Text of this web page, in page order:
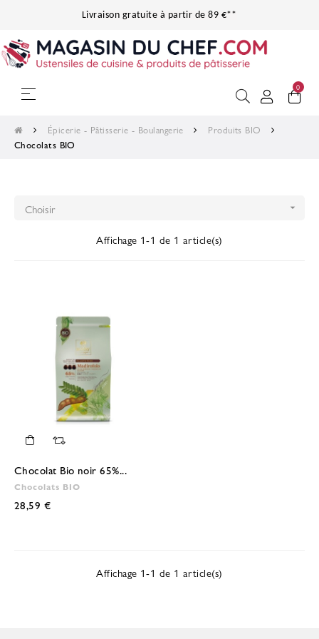
Livraison gratuite à partir de 89 €**
Basculer
navigation
☰ 0
Épicerie - Pâtisserie - Boulangerie
Produits BIO
Chocolats BIO
Choisir 
Affichage 1-1 de 1 article(s)
Chocolat Bio noir 65%...
Chocolats BIO
28,59 €
Affichage 1-1 de 1 article(s)